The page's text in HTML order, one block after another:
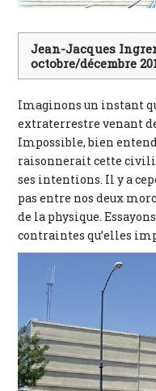
Jean-Jacques
octobre/décembre
Imaginons un instant
extraterrestre venant
Impossible, bien
raisonnerait cette
ses intentions. Il y a
pas entre nos deux
de la physique.
contraintes qu’elles